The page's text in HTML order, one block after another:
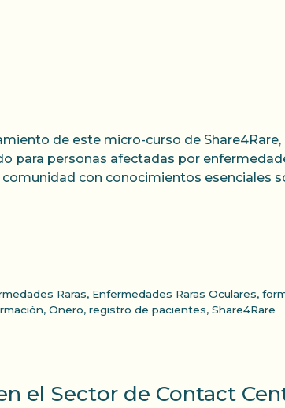
de este micro-curso de
para personas afectadas por
con conocimientos esenciales
Raras, Enfermedades Raras Oculares,
, Onero, registro de pacientes, Share4Rare
el Sector de Contact